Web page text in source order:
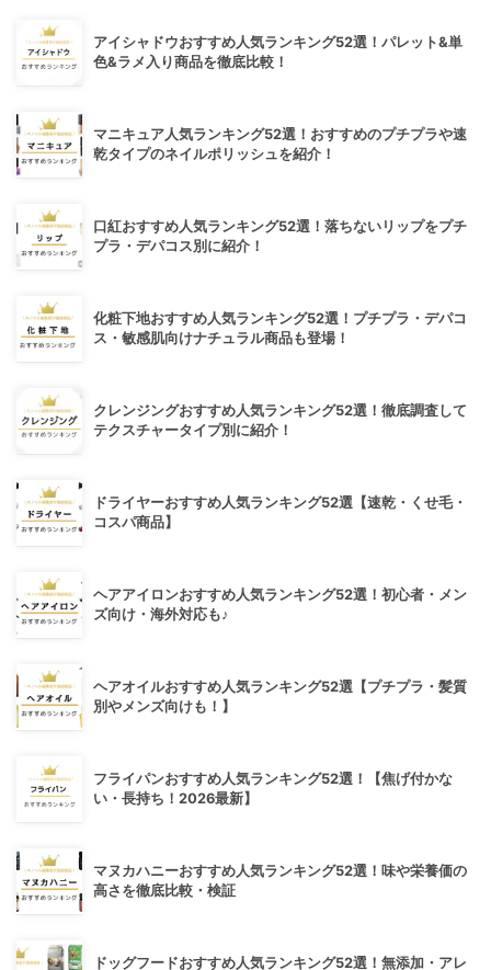
アイシャドウおすすめ人気ランキング52選！パレット&単
色&ラメ入り商品を徹底比較！
マニキュア人気ランキング52選！おすすめのプチプラや速
乾タイプのネイルポリッシュを紹介！
口紅おすすめ人気ランキング52選！落ちないリップをプチ
プラ・デパコス別に紹介！
化粧下地おすすめ人気ランキング52選！プチプラ・デパコ
ス・敏感肌向けナチュラル商品も登場！
クレンジングおすすめ人気ランキング52選！徹底調査して
テクスチャータイプ別に紹介！
ドライヤーおすすめ人気ランキング52選【速乾・くせ毛・
コスパ商品】
ヘアアイロンおすすめ人気ランキング52選！初心者・メン
ズ向け・海外対応も♪
ヘアオイルおすすめ人気ランキング52選【プチプラ・髪質
別やメンズ向けも！】
フライパンおすすめ人気ランキング52選！【焦げ付かな
い・長持ち！2026最新】
マヌカハニーおすすめ人気ランキング52選！味や栄養価の
高さを徹底比較・検証
ドッグフードおすすめ人気ランキング52選！無添加・アレ